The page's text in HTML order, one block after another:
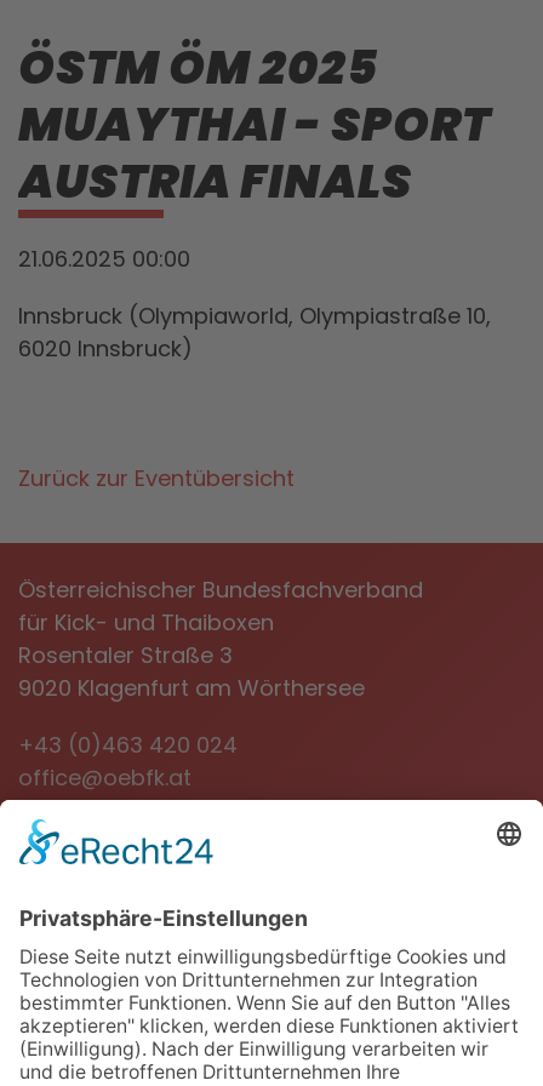
ÖSTM ÖM 2025
MUAYTHAI - SPORT
AUSTRIA FINALS
21.06.2025 00:00
Innsbruck (Olympiaworld, Olympiastraße 10,
6020 Innsbruck)
Zurück zur Eventübersicht
Österreichischer Bundesfachverband
für Kick- und Thaiboxen
Rosentaler Straße 3
9020 Klagenfurt am Wörthersee
+43 (0)463 420 024
office@oebfk.at
NEWSLETTER